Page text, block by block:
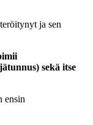
ja sen
sekä itse
ensin